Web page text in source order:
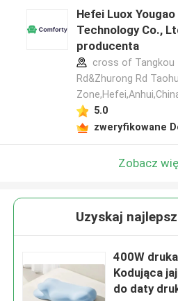
Hefei Luox Yougao
Technology Co.,
producenta
cross of Tangkou
Rd&Zhurong Rd
5.0
zweryfikowane
Zobacz
Uzyskaj
400W
Kodująca
do daty